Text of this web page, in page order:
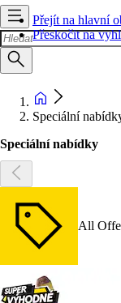
Přejít na hlavní
Přeskočit na
Speciální
Speciální nabídky
All